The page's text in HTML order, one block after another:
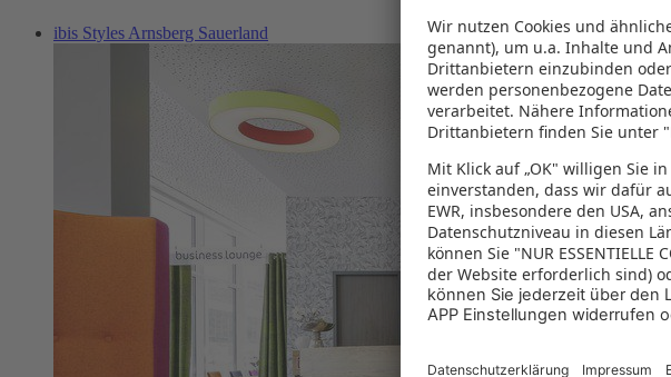
ibis Styles Arnsberg Sauerland